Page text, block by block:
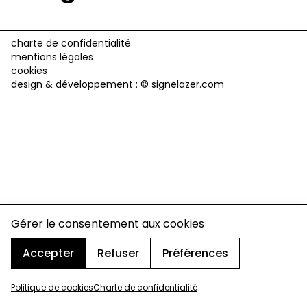
Gérer le consentement aux cookies
Accepter
Refuser Préférences
Politique de cookiesCharte de confidentialité
charte de confidentialité
mentions légales
cookies
design & développement : © signelazer.com